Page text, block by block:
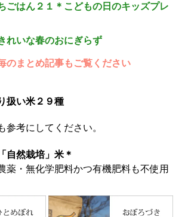
ごはん２１＊こどもの日のキッズプレ
れいな春のおにぎらず
のまとめ記事もご覧ください
扱い米２９種
参考にしてください。
自然栽培」米＊
薬・無化学肥料かつ有機肥料も不使用